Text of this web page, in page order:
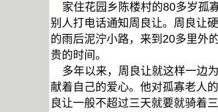
家住花园乡陈楼村的80多岁孤
别人打电话通知周良让。周良让
的雨后泥泞小路，来到20多里外
贵的时间。
多年以来，周良让就这样一边
献着自己的爱心。他对孤寡老人
良让一般不超过三天就要就骑着